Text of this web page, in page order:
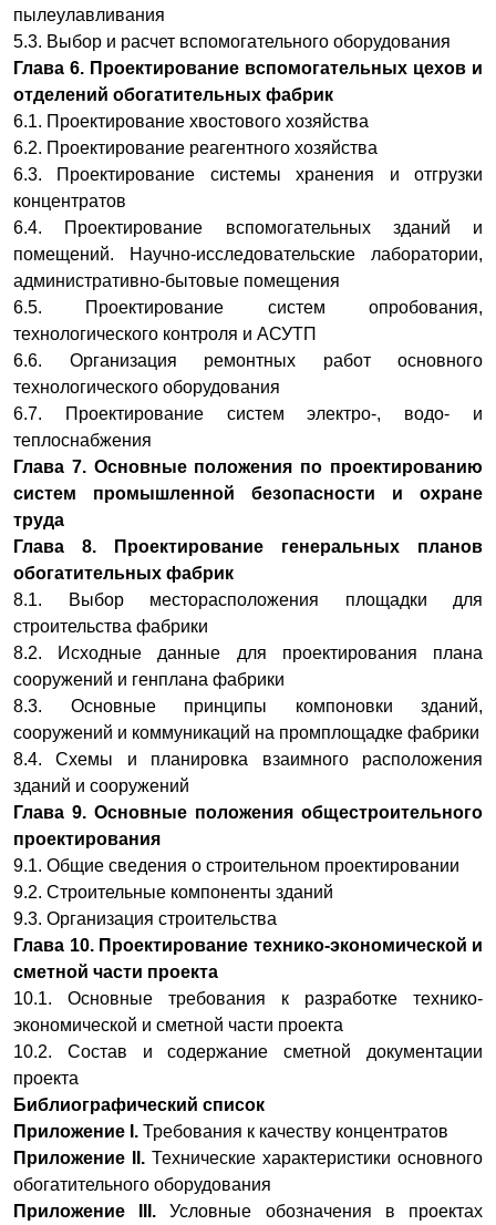
пылеулавливания
5.3. Выбор и расчет вспомогательного оборудования
Глава 6. Проектирование вспомогательных цехов и
отделений обогатительных фабрик
6.1. Проектирование хвостового хозяйства
6.2. Проектирование реагентного хозяйства
6.3. Проектирование системы хранения и отгрузки
концентратов
6.4. Проектирование вспомогательных зданий и
помещений. Научно-исследовательские лаборатории,
административно-бытовые помещения
6.5. Проектирование систем опробования,
технологического контроля и АСУТП
6.6. Организация ремонтных работ основного
технологического оборудования
6.7. Проектирование систем электро-, водо- и
теплоснабжения
Глава 7. Основные положения по проектированию
систем
промышленной безопасности и охране
труда
Глава 8. Проектирование генеральных планов
обогатительных фабрик
8.1. Выбор месторасположения площадки для
строительства фабрики
8.2. Исходные данные для проектирования плана
сооружений и генплана фабрики
8.3. Основные принципы компоновки зданий,
сооружений и коммуникаций на промплощадке фабрики
8.4. Схемы и планировка взаимного расположения
зданий и сооружений
Глава 9. Основные положения общестроительного
проектирования
9.1. Общие сведения о строительном проектировании
9.2. Строительные компоненты зданий
9.3. Организация строительства
Глава 10. Проектирование технико-экономической и
сметной части проекта
10.1. Основные требования к разработке технико-
экономической и сметной части проекта
10.2. Состав и содержание сметной документации
проекта
Библиографический список
Приложение I. Требования к качеству концентратов
Приложение II. Технические характеристики основного
обогатительного оборудования
Приложение III. Условные обозначения в проектах